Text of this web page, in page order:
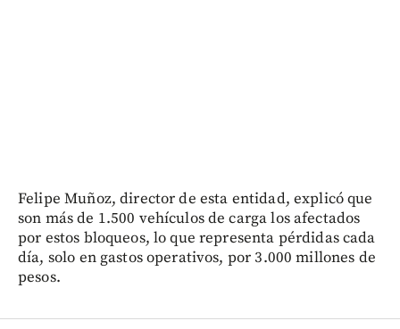
Felipe Muñoz, director de esta entidad, explicó que
son más de 1.500 vehículos de carga los afectados
por estos bloqueos, lo que representa pérdidas cada
día, solo en gastos operativos, por 3.000 millones de
pesos.